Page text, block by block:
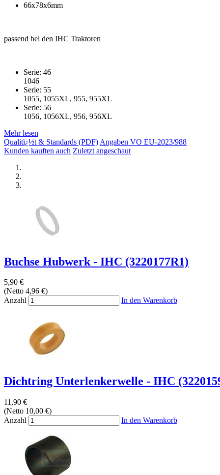
66x78x6mm
passend bei den IHC Traktoren
Serie: 46
1046
Serie: 55
1055, 1055XL, 955, 955XL
Serie: 56
1056, 1056XL, 956, 956XL
Mehr lesen
Qualitï¿½t & Standards (PDF) Angaben VO EU-2023/988
Kunden kauften auch Zuletzt angeschaut
Buchse Hubwerk - IHC (3220177R1)
5,90 €
(Netto 4,96 €)
Anzahl
In den Warenkorb
Dichtring Unterlenkerwelle - IHC
11,90 €
(Netto 10,00 €)
Anzahl
In den Warenkorb